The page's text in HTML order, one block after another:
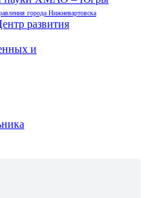
города Нижневартовска
развития
и